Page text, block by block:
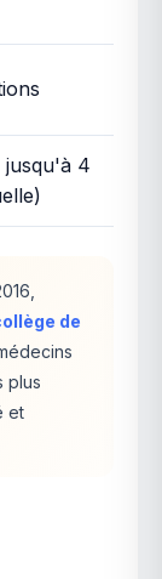
jusqu'à 4
de
plus
et